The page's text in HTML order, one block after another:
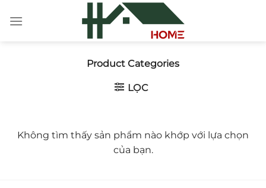
đến
Product Categories
LỌC
Không tìm thấy sản phẩm nào khớp với lựa chọn
của bạn.